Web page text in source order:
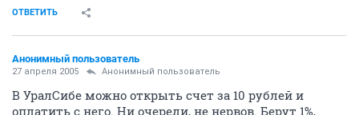
ОТВЕТИТЬ
Анонимный пользователь
27 апреля 2005 Анонимный пользователь
В УралСибе можно открыть счет за 10 рублей и
оплатить с него. Ни очереди, не нервов. Берут 1%,